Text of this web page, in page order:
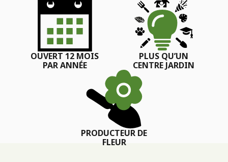
OUVERT 12 MOIS
PAR ANNÉE
PLUS QU’UN
CENTRE JARDIN
PRODUCTEUR DE
FLEUR